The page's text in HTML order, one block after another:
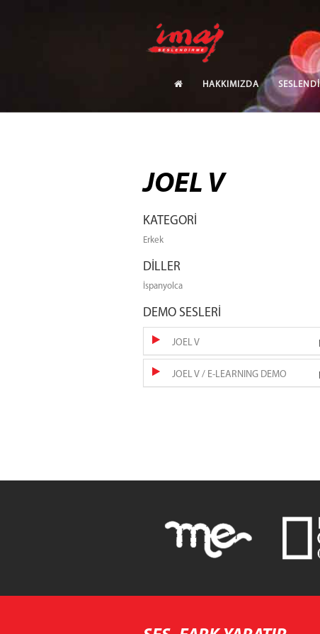
HAKKIMIZDA
JOEL V
KATEGORİ
Erkek
DİLLER
İspanyolca
DEMO SESLERİ
JOEL V
JOEL V / E-LEARNING DEMO